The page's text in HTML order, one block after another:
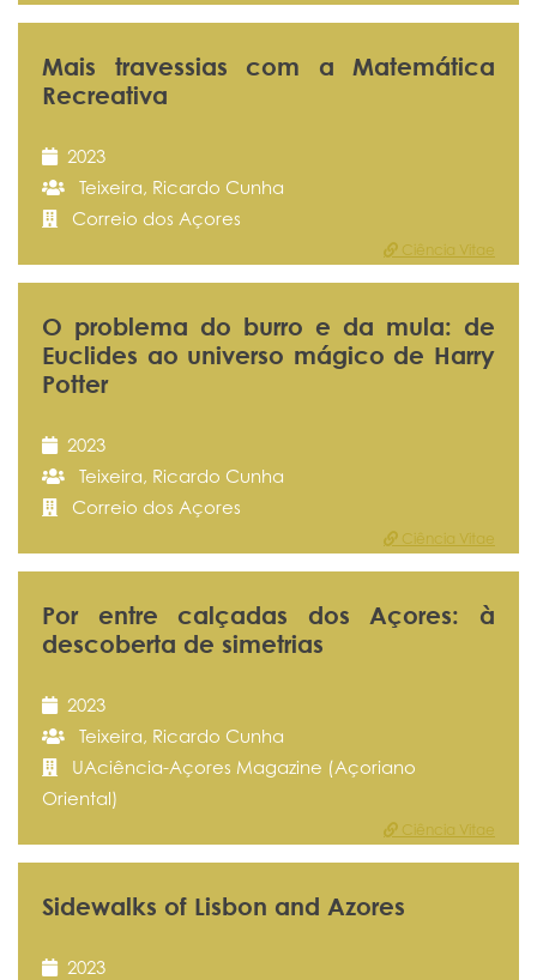
Mais travessias com a Matemática
Recreativa
2023
Teixeira, Ricardo Cunha
Correio dos Açores
Ciência Vitae
O problema do burro e da mula: de
Euclides ao universo mágico de Harry
Potter
2023
Teixeira, Ricardo Cunha
Correio dos Açores
Ciência Vitae
Por entre calçadas dos Açores: à
descoberta de simetrias
2023
Teixeira, Ricardo Cunha
UAciência-Açores Magazine (Açoriano
Oriental)
Ciência Vitae
Sidewalks of Lisbon and Azores
2023